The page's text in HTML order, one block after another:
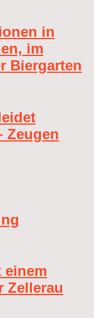
in
im
Biergarten
Zeugen
einem
Zellerau